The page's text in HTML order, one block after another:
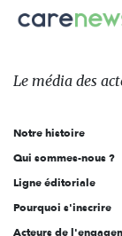
sur:
Carenews,
Le
des
l'engagement
Le média des
Notre histoire
Qui sommes-nous ?
Ligne éditoriale
Pourquoi s'inscrire
Acteurs de